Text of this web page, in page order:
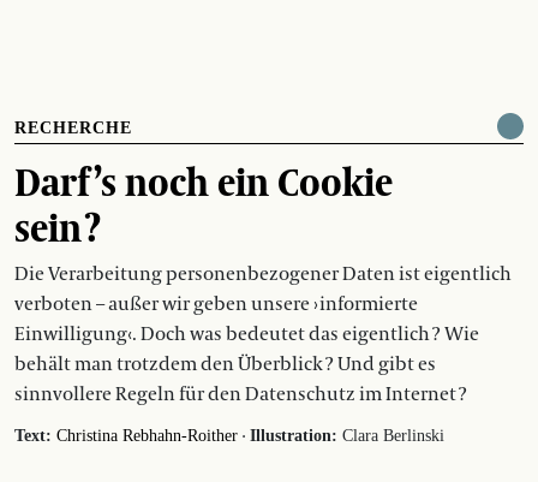
RECHERCHE
Darf’s noch ein Cookie
sein ?
Die Verarbeitung personenbezogener Daten ist eigentlich
verboten – außer wir geben unsere › informierte
Einwilligung‹. Doch was bedeutet das eigentlich ? Wie
behält man trotzdem den Überblick ? Und gibt es
sinnvollere Regeln für den Datenschutz im Internet ?
Text: Christina Rebhahn-Roither · Illustration: Clara Berlinski